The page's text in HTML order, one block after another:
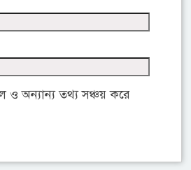
অন্যান্য তথ্য সঞ্চয় করে